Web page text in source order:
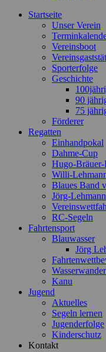
Startseite
Unser Verein
Vereinsboot
Sporterfolge
Geschichte
90
75
Förderer
Regatten
Einhandpokal
Dahme-Cup
Hugo-Bräuer-
Willi-
Blaues Band
Jörg-
RC-Segeln
Fahrtensport
Blauwasser
Jörg
Kanu
Jugend
Aktuelles
Segeln lernen
Jugenderfolge
Kinderschutz
Kontakt